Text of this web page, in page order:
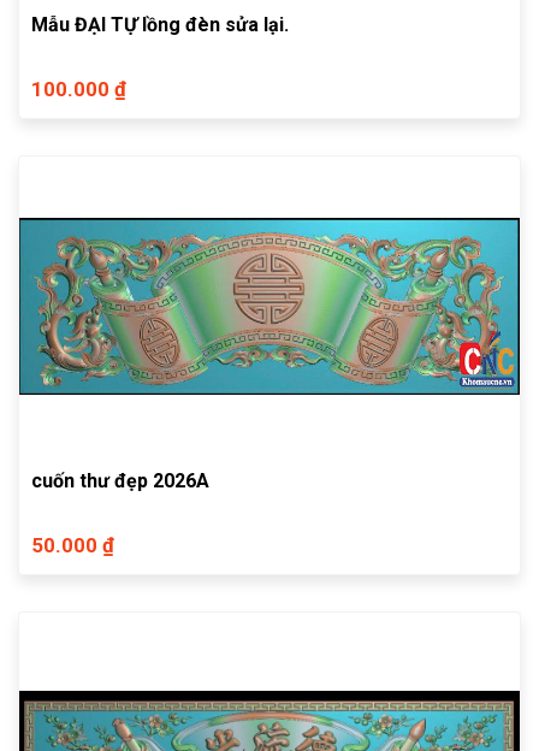
Mẫu ĐẠI TỰ lồng đèn sửa lại.
100.000 ₫
cuốn thư đẹp 2026A
50.000 ₫